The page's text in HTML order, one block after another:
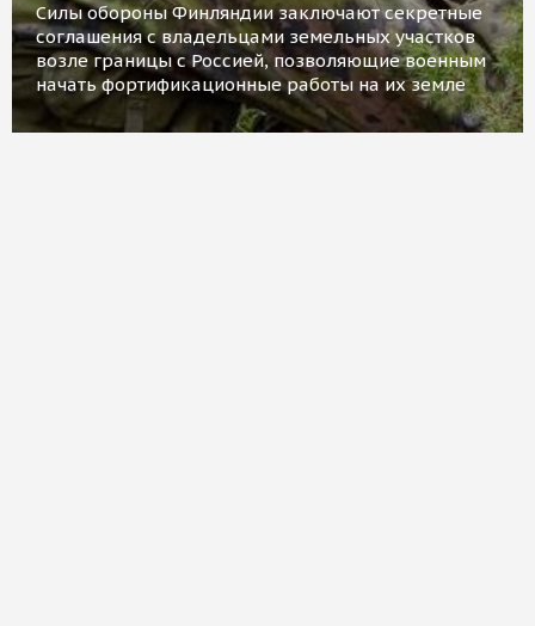
Силы обороны Финляндии заключают секретные
соглашения с владельцами земельных участков
возле границы с Россией, позволяющие военным
начать фортификационные работы на их земле